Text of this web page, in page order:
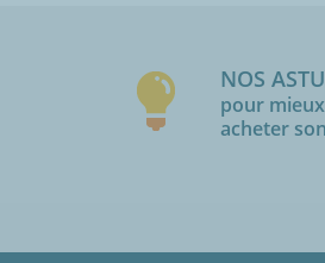
NOS
pour mieux
acheter